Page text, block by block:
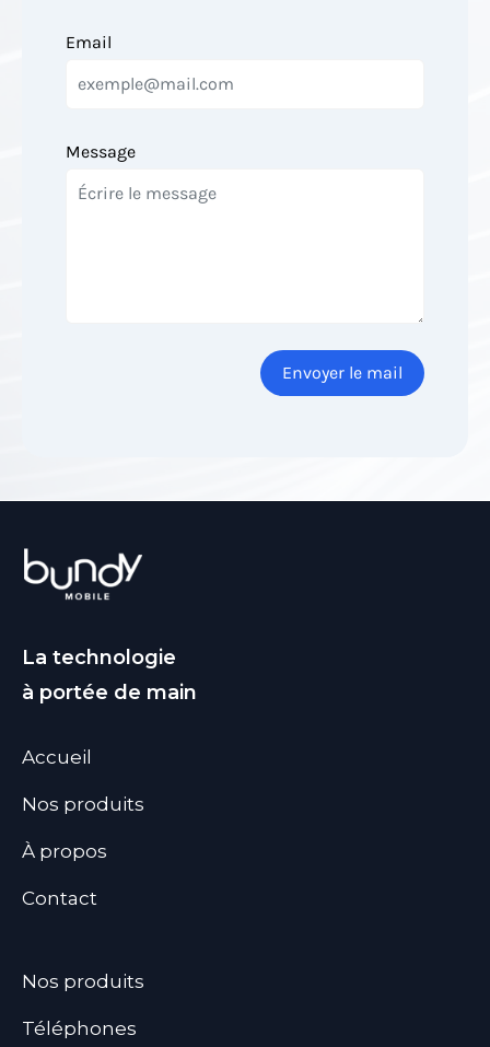
Email
Message
La technologie
à portée de main
Accueil
Nos produits
À propos
Contact
Nos produits
Téléphones